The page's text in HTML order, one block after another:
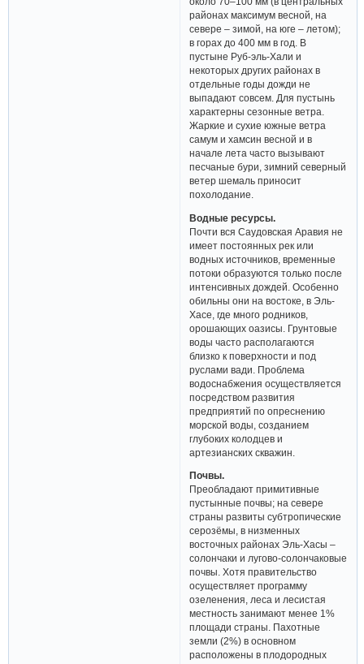
районах максимум весной, на
севере – зимой, на юге – летом);
в горах до 400 мм в год. В
пустыне Руб-эль-Хали и
некоторых других районах в
отдельные годы дожди не
выпадают совсем. Для пустынь
характерны сезонные ветра.
Жаркие и сухие южные ветра
самум и хамсин весной и в
начале лета часто вызывают
песчаные бури, зимний северный
ветер шемаль приносит
похолодание.
Водные ресурсы.
Почти вся Саудовская Аравия не
имеет постоянных рек или
водных источников, временные
потоки образуются только после
интенсивных дождей. Особенно
обильны они на востоке, в Эль-
Хасе, где много родников,
орошающих оазисы. Грунтовые
воды часто располагаются
близко к поверхности и под
руслами вади. Проблема
водоснабжения осуществляется
посредством развития
предприятий по опреснению
морской воды, созданием
глубоких колодцев и
артезианских скважин.
Почвы.
Преобладают примитивные
пустынные почвы; на севере
страны развиты субтропические
серозёмы, в низменных
восточных районах Эль-Хасы –
солончаки и лугово-солончаковые
почвы. Хотя правительство
осуществляет программу
озеленения, леса и лесистая
местность занимают менее 1%
площади страны. Пахотные
земли (2%) в основном
расположены в плодородных